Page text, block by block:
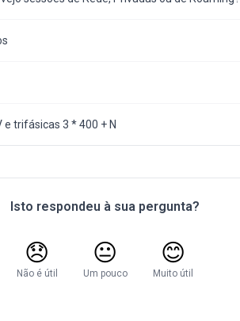
trifásicas 3 * 400 + N
Isto respondeu à sua pergunta?
😞
Não é útil
😐
Um pouco
😊
Muito útil